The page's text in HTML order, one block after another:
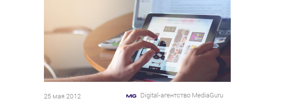
25 мая 2012 Digital-агентство MediaGuru